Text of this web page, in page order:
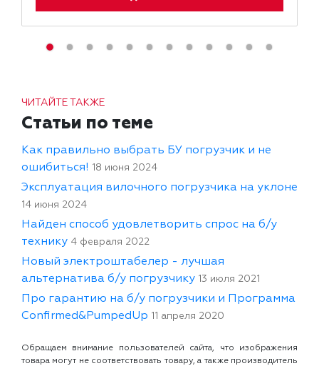
ЧИТАЙТЕ ТАКЖЕ
Статьи по теме
Как правильно выбрать БУ погрузчик и не
ошибиться! 18 июня 2024
Эксплуатация вилочного погрузчика на уклоне
14 июня 2024
Найден способ удовлетворить спрос на б/у
технику 4 февраля 2022
Новый электроштабелер - лучшая
альтернатива б/у погрузчику 13 июля 2021
Про гарантию на б/у погрузчики и Программа
Confirmed&PumpedUp 11 апреля 2020
Обращаем внимание пользователей сайта, что изображения
товара могут не соответствовать товару, а также производитель